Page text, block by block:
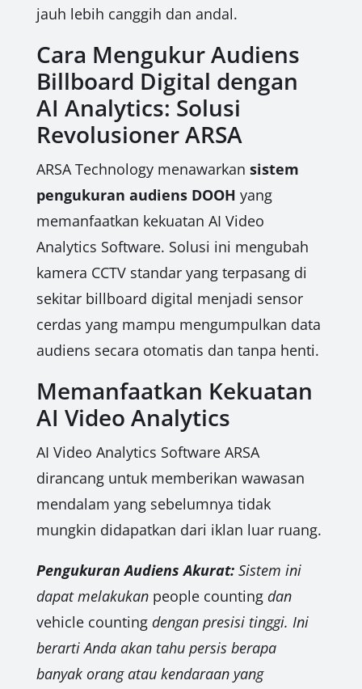
jauh lebih canggih dan andal.
Cara Mengukur Audiens
Billboard Digital dengan
AI Analytics: Solusi
Revolusioner ARSA
ARSA Technology menawarkan sistem
pengukuran audiens DOOH yang
memanfaatkan kekuatan AI Video
Analytics Software. Solusi ini mengubah
kamera CCTV standar yang terpasang di
sekitar billboard digital menjadi sensor
cerdas yang mampu mengumpulkan data
audiens secara otomatis dan tanpa henti.
Memanfaatkan Kekuatan
AI Video Analytics
AI Video Analytics Software ARSA
dirancang untuk memberikan wawasan
mendalam yang sebelumnya tidak
mungkin didapatkan dari iklan luar ruang.
Pengukuran Audiens Akurat:Sistem ini
dapat melakukan people countingdan
vehicle countingdengan presisi tinggi. Ini
berarti Anda akan tahu persis berapa
banyak orang atau kendaraan yang